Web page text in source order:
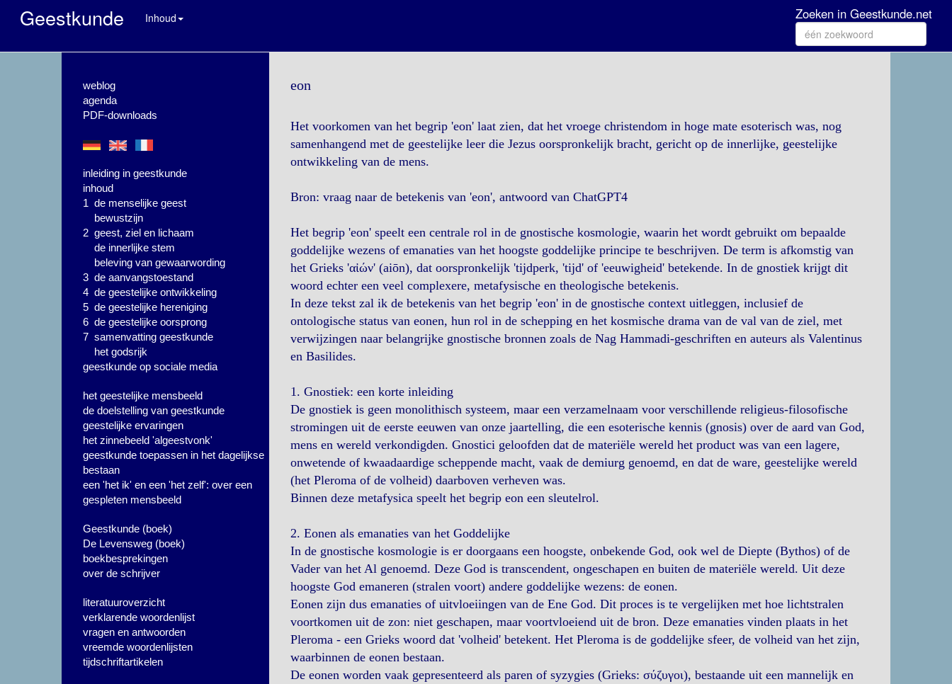
Geestkunde Inhoud Zoeken in Geestkunde.net
weblog
agenda
PDF-downloads
inleiding in geestkunde
inhoud
1 de menselijke geest
bewustzijn
2 geest, ziel en lichaam
de innerlijke stem
beleving van gewaarwording
3 de aanvangstoestand
4 de geestelijke ontwikkeling
5 de geestelijke hereniging
6 de geestelijke oorsprong
7 samenvatting geestkunde
het godsrijk
geestkunde op sociale media
het geestelijke mensbeeld
de doelstelling van geestkunde
geestelijke ervaringen
het zinnebeeld 'algeestvonk'
geestkunde toepassen in het dagelijkse
bestaan
een 'het ik' en een 'het zelf': over een
gespleten mensbeeld
Geestkunde (boek)
De Levensweg (boek)
boekbesprekingen
over de schrijver
literatuuroverzicht
verklarende woordenlijst
vragen en antwoorden
vreemde woordenlijsten
tijdschriftartikelen
eon
Het voorkomen van het begrip 'eon' laat zien, dat het vroege christendom in hoge mate esoterisch was, nog
samenhangend met de geestelijke leer die Jezus oorspronkelijk bracht, gericht op de innerlijke, geestelijke
ontwikkeling van de mens.
Bron: vraag naar de betekenis van 'eon', antwoord van ChatGPT4
Het begrip 'eon' speelt een centrale rol in de gnostische kosmologie, waarin het wordt gebruikt om bepaalde
goddelijke wezens of emanaties van het hoogste goddelijke principe te beschrijven. De term is afkomstig van
het Grieks 'αἰών' (aiōn), dat oorspronkelijk 'tijdperk, 'tijd' of 'eeuwigheid' betekende. In de gnostiek krijgt dit
woord echter een veel complexere, metafysische en theologische betekenis.
In deze tekst zal ik de betekenis van het begrip 'eon' in de gnostische context uitleggen, inclusief de
ontologische status van eonen, hun rol in de schepping en het kosmische drama van de val van de ziel, met
verwijzingen naar belangrijke gnostische bronnen zoals de Nag Hammadi-geschriften en auteurs als Valentinus
en Basilides.
1. Gnostiek: een korte inleiding
De gnostiek is geen monolithisch systeem, maar een verzamelnaam voor verschillende religieus-filosofische
stromingen uit de eerste eeuwen van onze jaartelling, die een esoterische kennis (gnosis) over de aard van God,
mens en wereld verkondigden. Gnostici geloofden dat de materiële wereld het product was van een lagere,
onwetende of kwaadaardige scheppende macht, vaak de demiurg genoemd, en dat de ware, geestelijke wereld
(het Pleroma of de volheid) daarboven verheven was.
Binnen deze metafysica speelt het begrip eon een sleutelrol.
2. Eonen als emanaties van het Goddelijke
In de gnostische kosmologie is er doorgaans een hoogste, onbekende God, ook wel de Diepte (Bythos) of de
Vader van het Al genoemd. Deze God is transcendent, ongeschapen en buiten de materiële wereld. Uit deze
hoogste God emaneren (stralen voort) andere goddelijke wezens: de eonen.
Eonen zijn dus emanaties of uitvloeiingen van de Ene God. Dit proces is te vergelijken met hoe lichtstralen
voortkomen uit de zon: niet geschapen, maar voortvloeiend uit de bron. Deze emanaties vinden plaats in het
Pleroma - een Grieks woord dat 'volheid' betekent. Het Pleroma is de goddelijke sfeer, de volheid van het zijn,
waarbinnen de eonen bestaan.
De eonen worden vaak gepresenteerd als paren of syzygies (Grieks: σύζυγοι), bestaande uit een mannelijk en